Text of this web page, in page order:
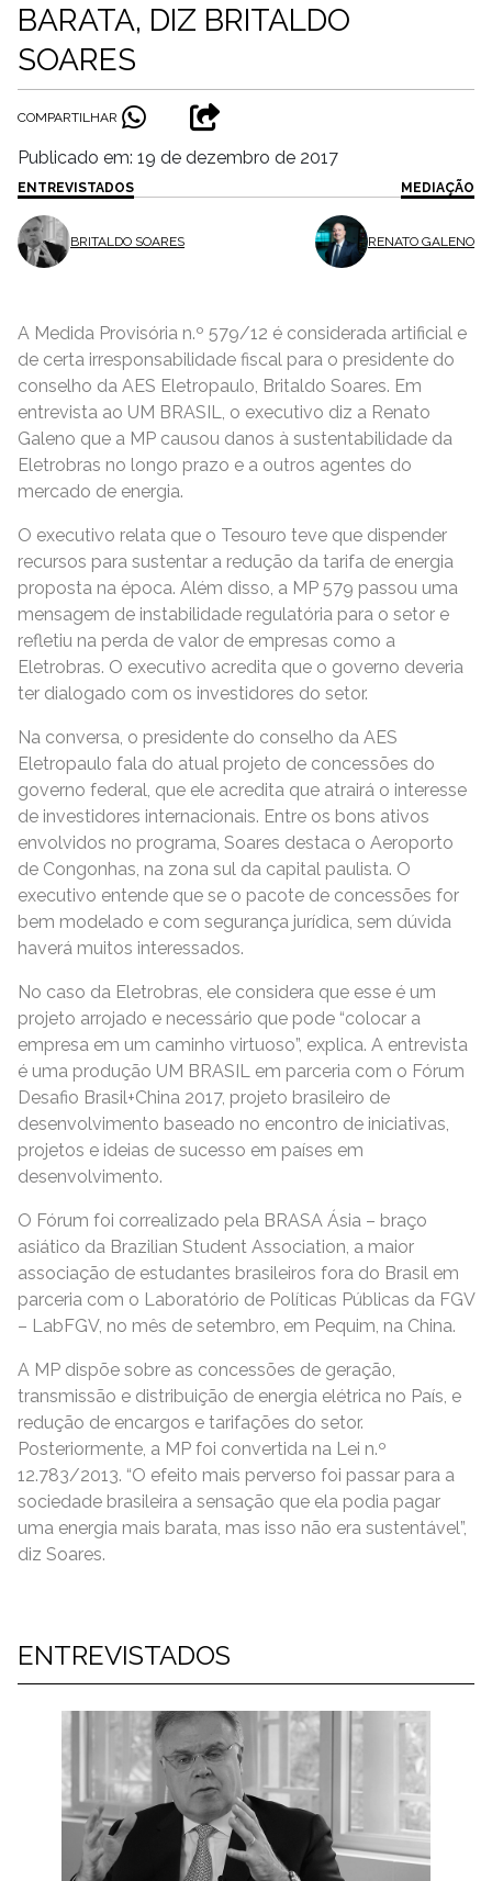
BARATA, DIZ BRITALDO
SOARES
COMPARTILHAR
Publicado em: 19 de dezembro de 2017
ENTREVISTADOS
BRITALDO SOARES
MEDIAÇÃO
RENATO GALENO
A Medida Provisória n.º 579/12 é considerada artificial e
de certa irresponsabilidade fiscal para o presidente do
conselho da AES Eletropaulo, Britaldo Soares. Em
entrevista ao UM BRASIL, o executivo diz a Renato
Galeno que a MP causou danos à sustentabilidade da
Eletrobras no longo prazo e a outros agentes do
mercado de energia.
O executivo relata que o Tesouro teve que dispender
recursos para sustentar a redução da tarifa de energia
proposta na época. Além disso, a MP 579 passou uma
mensagem de instabilidade regulatória para o setor e
refletiu na perda de valor de empresas como a
Eletrobras. O executivo acredita que o governo deveria
ter dialogado com os investidores do setor.
Na conversa, o presidente do conselho da AES
Eletropaulo fala do atual projeto de concessões do
governo federal, que ele acredita que atrairá o interesse
de investidores internacionais. Entre os bons ativos
envolvidos no programa, Soares destaca o Aeroporto
de Congonhas, na zona sul da capital paulista. O
executivo entende que se o pacote de concessões for
bem modelado e com segurança jurídica, sem dúvida
haverá muitos interessados.
No caso da Eletrobras, ele considera que esse é um
projeto arrojado e necessário que pode “colocar a
empresa em um caminho virtuoso”, explica. A entrevista
é uma produção UM BRASIL em parceria com o Fórum
Desafio Brasil+China 2017, projeto brasileiro de
desenvolvimento baseado no encontro de iniciativas,
projetos e ideias de sucesso em países em
desenvolvimento.
O Fórum foi correalizado pela BRASA Ásia – braço
asiático da Brazilian Student Association, a maior
associação de estudantes brasileiros fora do Brasil em
parceria com o Laboratório de Políticas Públicas da FGV
– LabFGV, no mês de setembro, em Pequim, na China.
A MP dispõe sobre as concessões de geração,
transmissão e distribuição de energia elétrica no País, e
redução de encargos e tarifações do setor.
Posteriormente, a MP foi convertida na Lei n.º
12.783/2013. “O efeito mais perverso foi passar para a
sociedade brasileira a sensação que ela podia pagar
uma energia mais barata, mas isso não era sustentável”,
diz Soares.
ENTREVISTADOS